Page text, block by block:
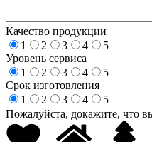
Качество продукции
1
2 3 4
5
Уровень сервиса
1
2 3 4
5
Срок изготовления
1
2 3 4
5
Пожалуйста, докажите, что